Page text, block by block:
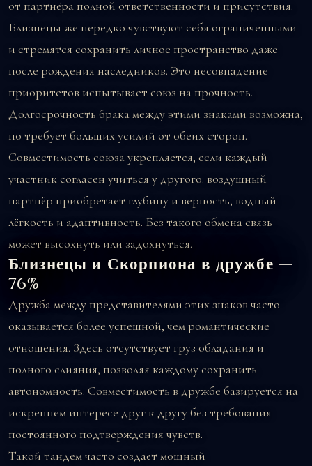
от партнёра полной ответственности и присутствия.
Близнецы же нередко чувствуют себя ограниченными
и стремятся сохранить личное пространство даже
после рождения наследников. Это несовпадение
приоритетов испытывает союз на прочность.
Долгосрочность брака между этими знаками возможна,
но требует больших усилий от обеих сторон.
Совместимость союза укрепляется, если каждый
участник согласен учиться у другого: воздушный
партнёр приобретает глубину и верность, водный —
лёгкость и адаптивность. Без такого обмена связь
может высохнуть или задохнуться.
Близнецы и Скорпиона в дружбе —
76%
Дружба между представителями этих знаков часто
оказывается более успешной, чем романтические
отношения. Здесь отсутствует груз обладания и
полного слияния, позволяя каждому сохранить
автономность. Совместимость в дружбе базируется на
искреннем интересе друг к другу без требования
постоянного подтверждения чувств.
Такой тандем часто создаёт мощный